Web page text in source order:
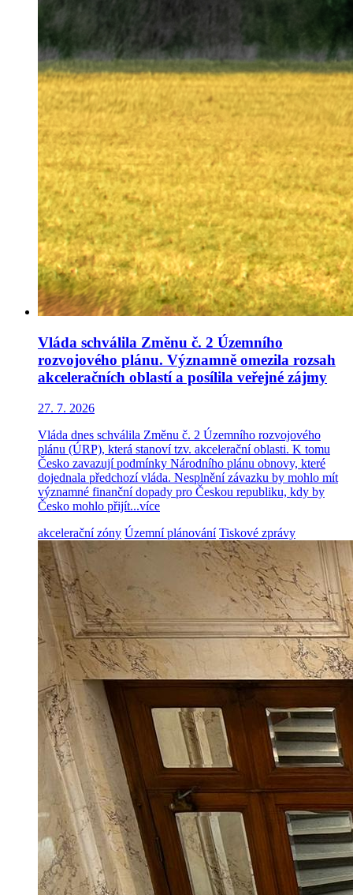
Vláda schválila Změnu č. 2 Územního
rozvojového plánu. Významně omezila rozsah
akceleračních oblastí a posílila veřejné zájmy
27. 7. 2026
Vláda dnes schválila Změnu č. 2 Územního rozvojového
plánu (ÚRP), která stanoví tzv. akcelerační oblasti. K tomu
Česko zavazují podmínky Národního plánu obnovy, které
dojednala předchozí vláda. Nesplnění závazku by mohlo mít
významné finanční dopady pro Českou republiku, kdy by
Česko mohlo přijít...více
akcelerační zóny Územní plánování Tiskové zprávy